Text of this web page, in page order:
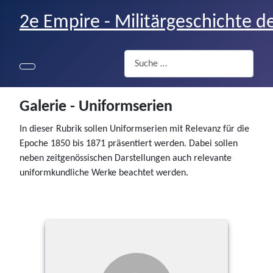
2e Empire - Militärgeschichte
Galerie - Uniformserien
In dieser Rubrik sollen Uniformserien mit Relevanz für die
Epoche 1850 bis 1871 präsentiert werden. Dabei sollen
neben zeitgenössischen Darstellungen auch relevante
uniformkundliche Werke beachtet werden.